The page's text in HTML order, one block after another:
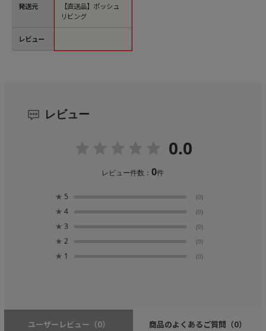
発送元
レビュー
【直送品】ポッシュ
リビング
レビュー
0.0
レビュー件数：0件
★ 5 (0)
★ 4 (0)
★ 3 (0)
★ 2 (0)
★ 1 (0)
ユーザーレビュー （0） 商品のよくあるご質問 （0）